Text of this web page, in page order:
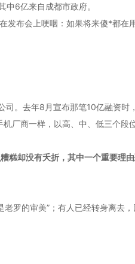
6亿来自成都市政府。
布会上哽咽：如果将来傻*都在
。去年8月宣布那笔10亿融资时
厂商一样，以高、中、低三个段
糕却没有夭折，其中一个重要理
罗的审美”；有人已经转身离去